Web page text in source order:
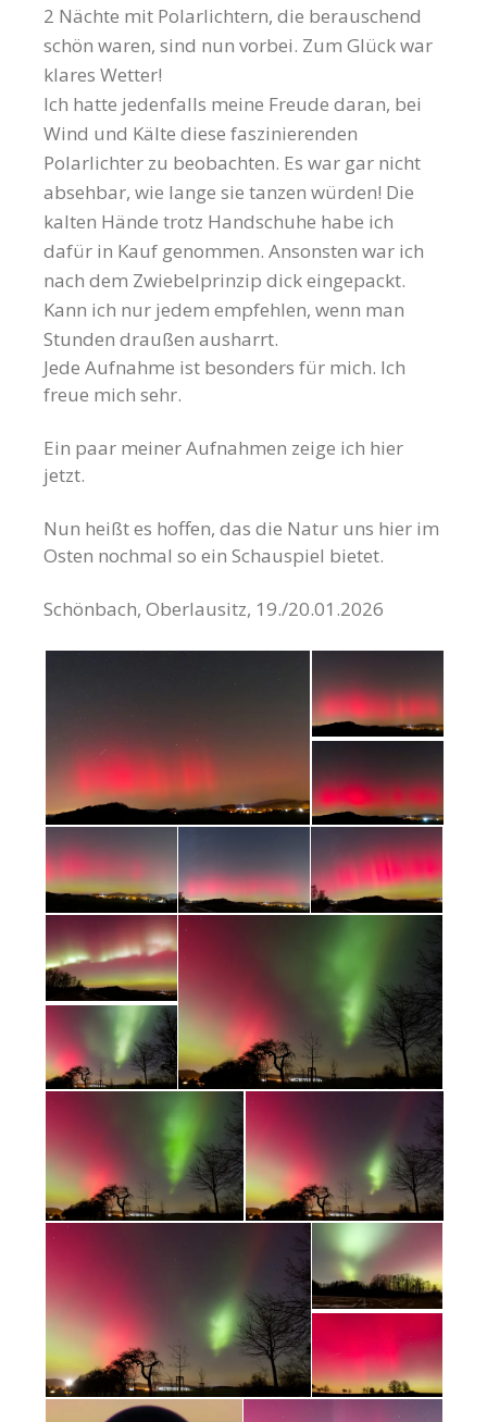
2 Nächte mit Polarlichtern, die berauschend
schön waren, sind nun vorbei. Zum Glück war
klares Wetter!
Ich hatte jedenfalls meine Freude daran, bei
Wind und Kälte diese faszinierenden
Polarlichter zu beobachten. Es war gar nicht
absehbar, wie lange sie tanzen würden! Die
kalten Hände trotz Handschuhe habe ich
dafür in Kauf genommen. Ansonsten war ich
nach dem Zwiebelprinzip dick eingepackt.
Kann ich nur jedem empfehlen, wenn man
Stunden draußen ausharrt.
Jede Aufnahme ist besonders für mich. Ich
freue mich sehr.
Ein paar meiner Aufnahmen zeige ich hier
jetzt.
Nun heißt es hoffen, das die Natur uns hier im
Osten nochmal so ein Schauspiel bietet.
Schönbach, Oberlausitz, 19./20.01.2026